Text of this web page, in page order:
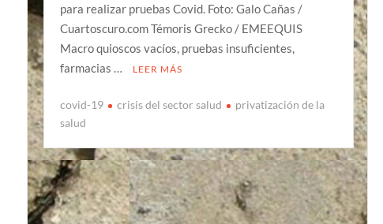
para realizar pruebas Covid. Foto: Galo Cañas /
Cuartoscuro.com Témoris Grecko / EMEEQUIS
Macro quioscos vacíos, pruebas insuficientes,
farmacias …
LEER MÁS
covid-19 crisis del sector salud
privatización de la
salud